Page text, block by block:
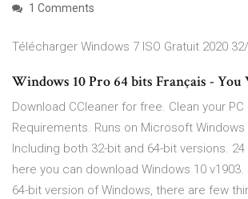
1 Comments
Télécharger Windows 7 ISO Gratuit 2020
Windows 10 Pro 64 bits Français -
Download CCleaner for free. Clean your
Requirements. Runs on Microsoft Windows
Including both 32-bit and 64-bit versions. 24
here you can download Windows 10
64-bit version of Windows, there are few